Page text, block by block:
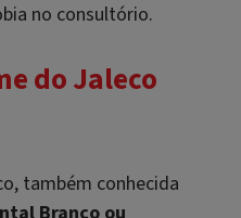
no consultório.
do Jaleco
também conhecida